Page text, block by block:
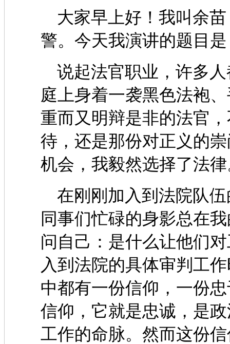
大家早上好！我叫余苗
警。今天我演讲的题目
说起法官职业，许多人
庭上身着一袭黑色法袍
重而又明辩是非的法官
待，还是那份对正义的
机会，我毅然选择了法
在刚刚加入到法院队伍
同事们忙碌的身影总在
问自己：是什么让他们
入到法院的具体审判工
中都有一份信仰，一份
信仰，它就是忠诚，是
工作的命脉。然而这份